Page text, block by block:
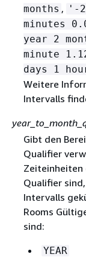
months , '-
minutes
year 2
minute
days 1
Weitere
Intervalls
Gibt den
Qualifier
Zeiteinheiten
Qualifier
Intervalls
Rooms
sind:
YEAR